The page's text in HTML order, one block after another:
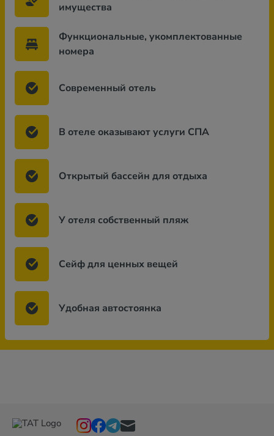
имущества
Функциональные, укомплектованные
номера
Современный отель
В отеле оказывают услуги СПА
Открытый бассейн для отдыха
У отеля собственный пляж
Сейф для ценных вещей
Удобная автостоянка